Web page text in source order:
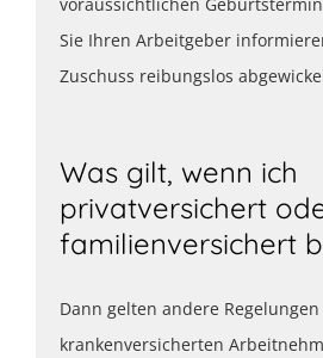
Sie Ihren Arbeitgeber
Zuschuss reibungslos
Was gilt, wenn ich
privatversichert
familienversichert
Dann gelten andere
krankenversicherten